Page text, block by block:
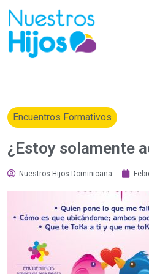
Encuentros Formativos
¿Estoy solamente
Nuestros Hijos Dominicana